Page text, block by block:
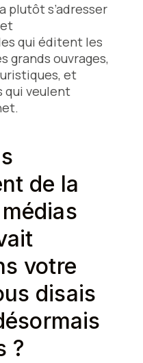
plutôt s’adresser
qui éditent les
grands ouvrages,
et
qui veulent
de la
votre
disais
?